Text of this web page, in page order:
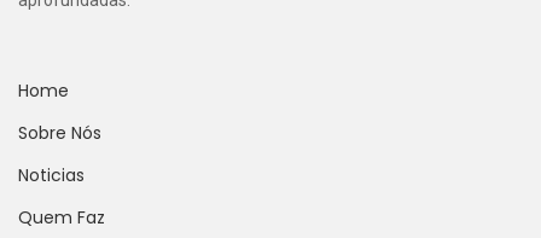
Home
Sobre Nós
Noticias
Quem Faz